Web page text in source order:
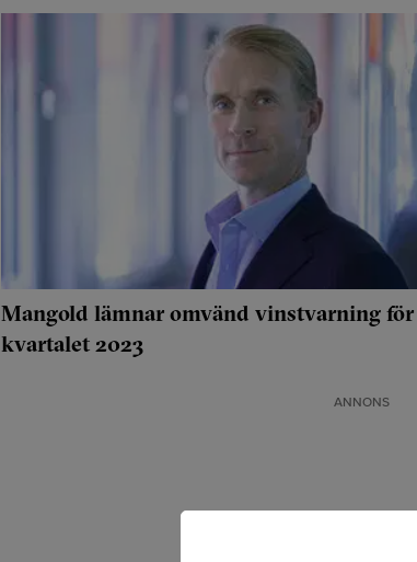
Mangold lämnar omvänd vinstvarning
kvartalet 2023
ANNONS